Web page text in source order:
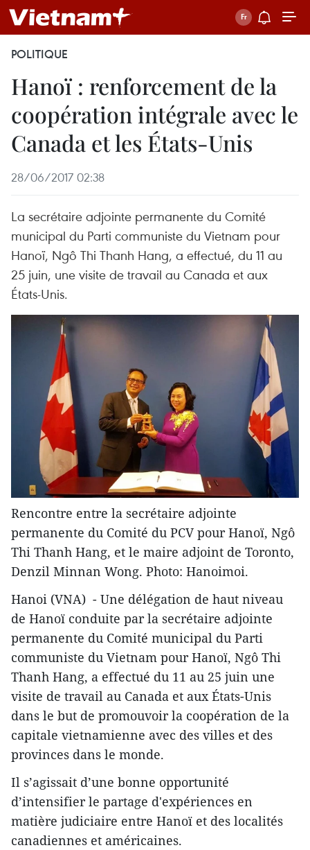
POLITIQUE
Hanoï : renforcement de la
coopération intégrale avec le
Canada et les États-Unis
28/06/2017 02:38
La secrétaire adjointe permanente du Comité
municipal du Parti communiste du Vietnam pour
Hanoï, Ngô Thi Thanh Hang, a effectué, du 11 au
25 juin, une visite de travail au Canada et aux
États-Unis.
Rencontre entre la secrétaire adjointe
permanente du Comité du PCV pour Hanoï, Ngô
Thi Thanh Hang, et le maire adjoint de Toronto,
Denzil Minnan Wong. Photo: Hanoimoi.
Hanoi (VNA) - Une délégation de haut niveau
de Hanoï conduite par la secrétaire adjointe
permanente du Comité municipal du Parti
communiste du Vietnam pour Hanoï, Ngô Thi
Thanh Hang, a effectué du 11 au 25 juin une
visite de travail au Canada et aux États-Unis
dans le but de promouvoir la coopération de la
capitale vietnamienne avec des villes et des
provinces dans le monde.
Il s’agissait d’une bonne opportunité
d’intensifier le partage d​'expériences en
matière judiciaire entre Hanoï et des localités
canadiennes et américaines.